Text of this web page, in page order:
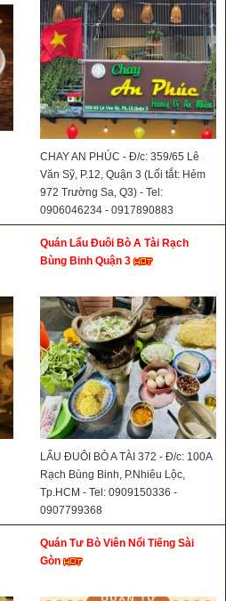
CHAY AN PHÚC - Đ/c: 359/65 Lê
Văn Sỹ, P.12, Quận 3 (Lối tắt: Hẻm
972 Trường Sa, Q3) - Tel:
0906046234 - 0917890883
Quán Lẩu Đuôi Bò A Tài Rạch
Bùng Binh Quận 3
LẨU ĐUÔI BÒ A TÀI 372 - Đ/c: 100A
Rạch Bùng Binh, P.Nhiêu Lộc,
Tp.HCM - Tel: 0909150336 -
0907799368
Quán Tư Bò Viên Nổi Tiếng Sài
Gòn